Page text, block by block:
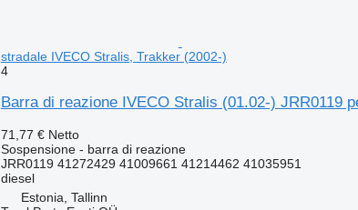
stradale IVECO Stralis, Trakker (2002-)
4
Barra di reazione IVECO Stralis (01.02-) JRR0119
71,77 € Netto
Sospensione - barra di reazione
JRR0119 41272429 41009661 41214462 41035951
diesel
Estonia, Tallinn